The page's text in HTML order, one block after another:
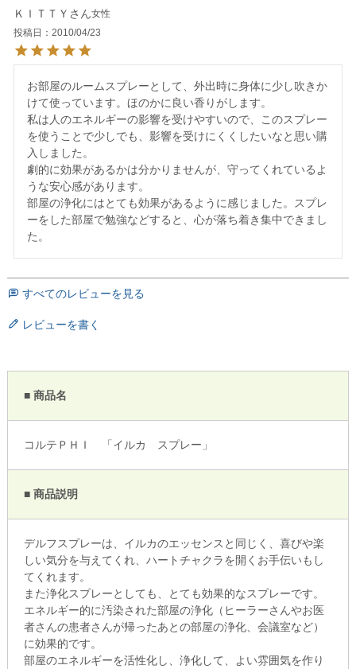
ＫＩＴＴＹ
女性
投稿日
2010/04/23
お部屋のルームスプレーとして、外出時に身体に少し吹きか
けて使っています。ほのかに良い香りがします。
私は人のエネルギーの影響を受けやすいので、このスプレー
を使うことで少しでも、影響を受けにくくしたいなと思い購
入しました。
劇的に効果があるかは分かりませんが、守ってくれているよ
うな安心感があります。
部屋の浄化にはとても効果があるように感じました。スプレ
ーをした部屋で勉強などすると、心が落ち着き集中できまし
すべてのレビューを見る
レビューを書く
■ 商品名
コルテＰＨＩ 「イルカ スプレー」
■ 商品説明
デルフスプレーは、イルカのエッセンスと同じく、喜びや楽
しい気分を与えてくれ、ハートチャクラを開くお手伝いもし
てくれます。
また浄化スプレーとしても、とても効果的なスプレーです。
エネルギー的に汚染された部屋の浄化（ヒーラーさんやお医
者さんの患者さんが帰ったあとの部屋の浄化、会議室など）
に効果的です。
部屋のエネルギーを活性化し、浄化して、よい雰囲気を作り